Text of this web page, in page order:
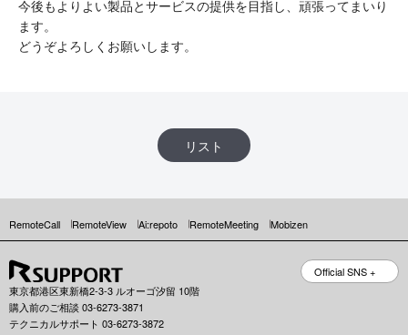
今後もよりよい製品とサービスの提供を目指し、頑張ってまいり
ます。
どうぞよろしくお願いします。
リスト
RemoteCall RemoteView Ai:repoto RemoteMeeting Mobizen
東京都港区東新橋2-3-3 ルオーゴ汐留 10階
購入前のご相談 03-6273-3871
テクニカルサポート 03-6273-3872
Official SNS +